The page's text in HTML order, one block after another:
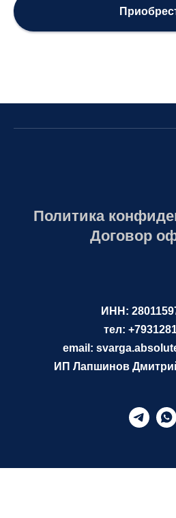
Политика
Договор
ИНН:
тел:
email:
ИП Лапшинов